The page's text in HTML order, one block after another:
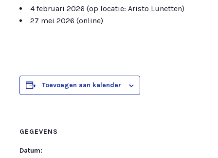
4 februari 2026 (op locatie: Aristo Lunetten)
27 mei 2026 (online)
Toevoegen aan kalender
GEGEVENS
Datum: